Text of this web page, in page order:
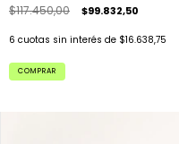
$117.450,00
$99.832,50
6 cuotas sin interés de $16.638,75
COMPRAR